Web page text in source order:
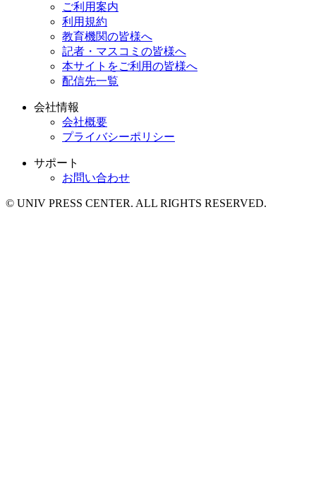
ご利用案内
利用規約
教育機関の皆様へ
記者・マスコミの皆様へ
本サイトをご利用の皆様へ
配信先一覧
会社情報
会社概要
プライバシーポリシー
サポート
お問い合わせ
© UNIV PRESS CENTER. ALL RIGHTS RESERVED.